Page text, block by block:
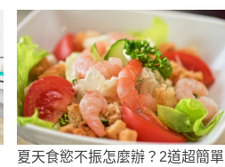
夏天食慾不振怎麼辦？2道超簡單